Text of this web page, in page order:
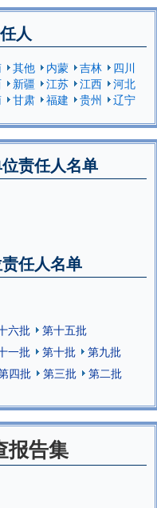
人
其他 内蒙 吉林
四川
新疆 江苏 江西
河北
甘肃 福建 贵州
辽宁
责任人名单
任人名单
六批
第十五批
一批 第十批
第九批
四批 第三批
第二批
报告集